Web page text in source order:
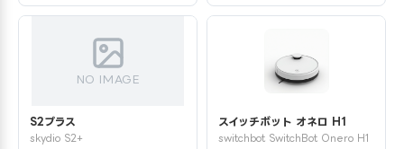
NO IMAGE
S2プラス
skydio S2+
スイッチボット オネロ H1
switchbot SwitchBot Onero H1